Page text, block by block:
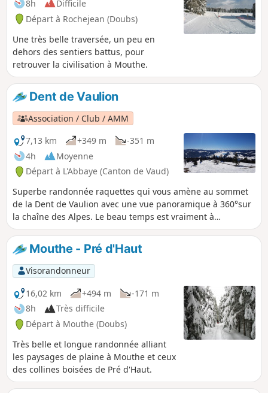
8h
Difficile
Départ à Rochejean (Doubs)
Une très belle traversée, un peu en
dehors des sentiers battus, pour
retrouver la civilisation à Mouthe.
Dent de Vaulion
Association / Club / AMM
7,13 km
+349 m
-351 m
4h
Moyenne
Départ à L'Abbaye (Canton de Vaud)
Superbe randonnée raquettes qui vous amène au sommet
de la Dent de Vaulion avec une vue panoramique à 360°sur
la chaîne des Alpes. Le beau temps est vraiment à
privilégier pour cette balade si l'on veut profiter de la vue
exceptionnelle des Alpes en particulier, sans oublier les
trois lacs : Léman, Joux et Brenet.
Mouthe - Pré d'Haut
Visorandonneur
16,02 km
+494 m
-171 m
8h
Très difficile
Départ à Mouthe (Doubs)
Très belle et longue randonnée alliant
les paysages de plaine à Mouthe et ceux
des collines boisées de Pré d'Haut.